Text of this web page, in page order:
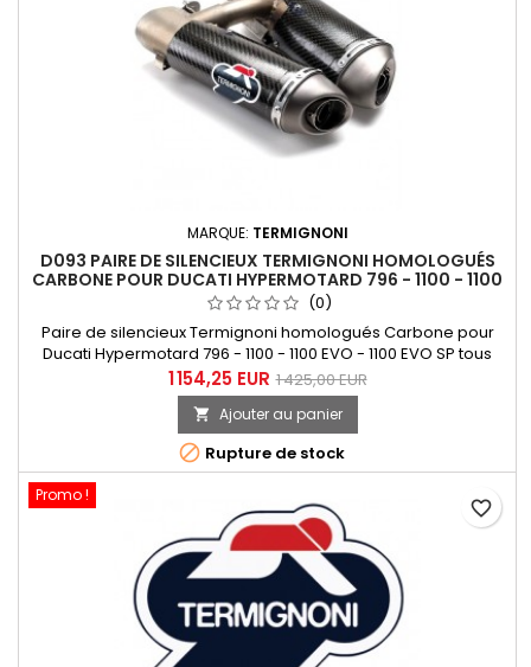
MARQUE: TERMIGNONI
D093 PAIRE DE SILENCIEUX TERMIGNONI HOMOLOGUÉS
CARBONE POUR DUCATI HYPERMOTARD 796 - 1100 - 1100
EVO - 1100 EVO SP
(0)
Paire de silencieux Termignoni homologués Carbone pour
Ducati Hypermotard 796 - 1100 - 1100 EVO - 1100 EVO SP tous
modèles. Equipés de db-killers (réducteurs de bruit)
démontables, Filtre à air et ECU non fournis, Référence
Termignoni D093, référence Ducati 96451208B, référence
MR004CO.
1 154,25 EUR 1 425,00 EUR
 Ajouter au panier
 Rupture de stock
Promo !
favorite_border